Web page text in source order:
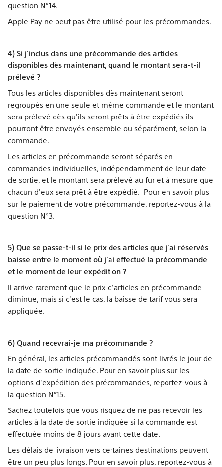
question N°14.
Apple Pay ne peut pas être utilisé pour les précommandes.
4) Si j'inclus dans une précommande des articles
disponibles dès maintenant, quand le montant sera-t-il
prélevé ?
Tous les articles disponibles dès maintenant seront
regroupés en une seule et même commande et le montant
sera prélevé dès qu'ils seront prêts à être expédiés ils
pourront être envoyés ensemble ou séparément, selon la
commande.
Les articles en précommande seront séparés en
commandes individuelles, indépendamment de leur date
de sortie, et le montant sera prélevé au fur et à mesure que
chacun d'eux sera prêt à être expédié. Pour en savoir plus
sur le paiement de votre précommande, reportez-vous à la
question N°3.
5) Que se passe-t-il si le prix des articles que j'ai réservés
baisse entre le moment où j'ai effectué la précommande
et le moment de leur expédition ?
Il arrive rarement que le prix d'articles en précommande
diminue, mais si c'est le cas, la baisse de tarif vous sera
appliquée.
6) Quand recevrai-je ma précommande ?
En général, les articles précommandés sont livrés le jour de
la date de sortie indiquée. Pour en savoir plus sur les
options d'expédition des précommandes, reportez-vous à
la question N°15.
Sachez toutefois que vous risquez de ne pas recevoir les
articles à la date de sortie indiquée si la commande est
effectuée moins de 8 jours avant cette date.
Les délais de livraison vers certaines destinations peuvent
être un peu plus longs. Pour en savoir plus, reportez-vous à